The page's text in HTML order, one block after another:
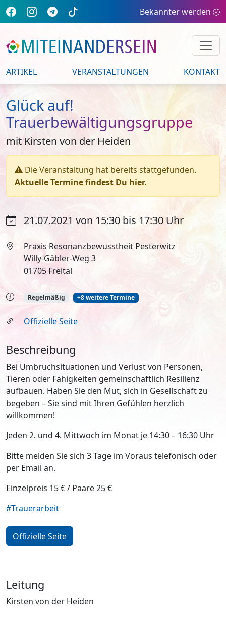
Bekannter werden
ARTIKEL VERANSTALTUNGEN KONTAKT
Glück auf!
Trauerbewältigungsgruppe
mit Kirsten von der Heiden
Die Veranstaltung hat bereits stattgefunden.
Aktuelle Termine findest Du hier.
21.07.2021 von 15:30 bis 17:30 Uhr
Praxis Resonanzbewusstheit Pesterwitz
Willy-Gäbler-Weg 3
01705 Freital
Regelmäßig +8 weitere Termine
Offizielle Seite
Beschreibung
Bei Umbruchsituationen und Verlust von Personen,
Tieren oder Fähigkeiten gemeinschaftlich Resilienz
aufbauen. Haben Sie den Mut, sich in Gesellschaft zu
begeben – Sie sind mit Ihren Gefühlen herzlich
willkommen!
Jeden 2. und 4. Mittwoch im Monat je 14:30 – 16:30 Uhr
Bitte melden Sie sich 3 Tage im Voraus telefonisch oder
per Email an.
Einzelpreis 15 € / Paare 25 €
#Trauerarbeit
Offizielle Seite
Leitung
Kirsten von der Heiden